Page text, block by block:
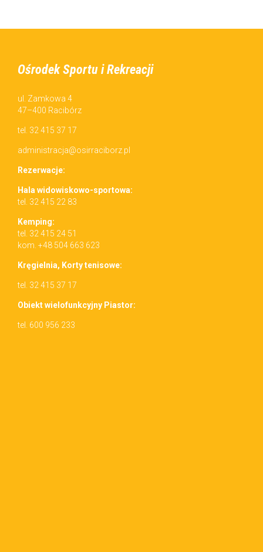
Ośrodek Sportu i Rekreacji
ul. Zamkowa 4
47–400 Racibórz
tel. 32 415 37 17
administracja@osirraciborz.pl
Rez­erwac­je:
Hala wid­owiskowo-sportowa:
tel. 32 415 22 83
Kemp­ing:
tel. 32 415 24 51
kom. +48 504 663 623
Kręgiel­nia, Korty tenisowe:
tel. 32 415 37 17
Obiekt wielo­funkcyjny Piastor:
tel. 600 956 233